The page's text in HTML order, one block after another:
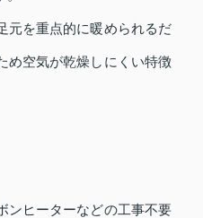
元を重点的に暖められるだ
め空気が乾燥しにくい特徴
ンヒーターなどの工事不要